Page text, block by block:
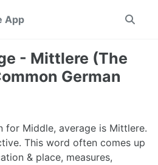
App
Toggle
- Mittlere (The
German
for Middle, average is Mittlere.
This word often comes up
& place, measures,